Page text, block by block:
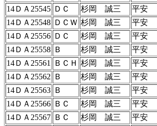
14ＤＡ25545 ＤＣ 杉岡 誠三
平安
14ＤＡ25548 ＤＣＷ 杉岡 誠三
平安
14ＤＡ25556 ＤＣ 杉岡 誠三
平安
14ＤＡ25558 Ｂ 杉岡 誠三
平安
14ＤＡ25561
ＢＣＨ 杉岡 誠三
平安
14ＤＡ25562
Ｂ 杉岡 誠三
平安
14ＤＡ25563 Ｂ 杉岡 誠三
平安
14ＤＡ25566 ＢＣ 杉岡 誠三
平安
14ＤＡ25567 ＢＣ 杉岡 誠三
平安